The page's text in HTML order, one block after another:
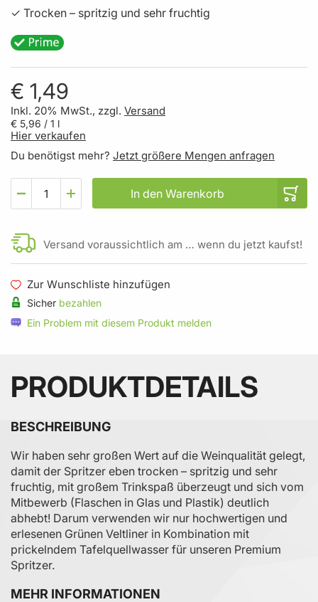
✓ Trocken – spritzig und sehr fruchtig
€ 1,49
Inkl. 20% MwSt., zzgl. Versand
€ 5,96 / 1 l
Hier verkaufen
Du benötigst mehr? Jetzt größere Mengen anfragen
In den Warenkorb
Versand voraussichtlich am … wenn du jetzt kaufst!
Zur Wunschliste hinzufügen
Sicher bezahlen
Ein Problem mit diesem Produkt melden
PRODUKTDETAILS
BESCHREIBUNG
Wir haben sehr großen Wert auf die Weinqualität gelegt,
damit der Spritzer eben trocken – spritzig und sehr
fruchtig, mit großem Trinkspaß überzeugt und sich vom
Mitbewerb (Flaschen in Glas und Plastik) deutlich
abhebt! Darum verwenden wir nur hochwertigen und
erlesenen Grünen Veltliner in Kombination mit
prickelndem Tafelquellwasser für unseren Premium
Spritzer.
MEHR INFORMATIONEN